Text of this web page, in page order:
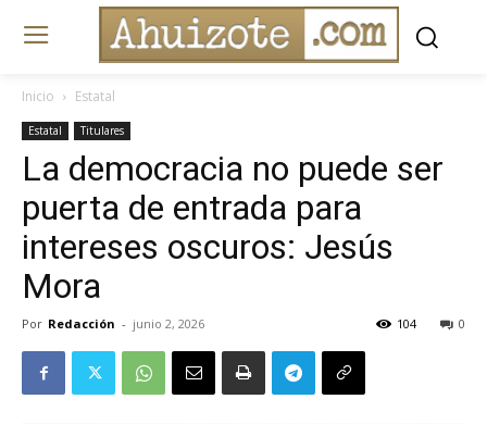
Inicio Estatal
Estatal Titulares
La democracia no puede ser
puerta de entrada para
intereses oscuros: Jesús
Mora
Por Redacción - junio 2, 2026 0
104